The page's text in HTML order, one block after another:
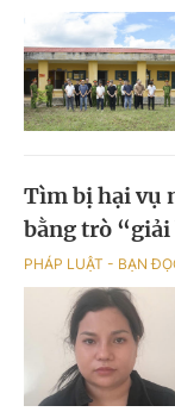
​Tìm bị hại vụ
bằng trò “giải
PHÁP LUẬT - BẠN